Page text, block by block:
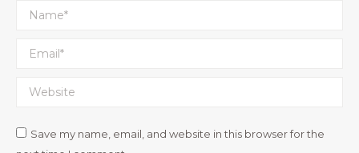
Name *
Email *
Website
Save my name, email, and website in this browser for the